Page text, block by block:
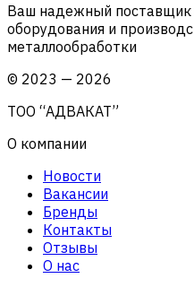
Ваш надежный поставщик
оборудования и
металлообработки
© 2023 — 2026
ТОО “АДВАКАТ”
О компании
Новости
Вакансии
Бренды
Контакты
Отзывы
О нас